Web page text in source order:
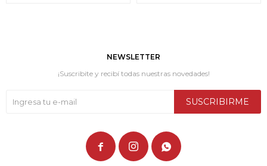
NEWSLETTER
¡Suscribite y recibí todas nuestras novedades!
SUSCRIBIRME
  